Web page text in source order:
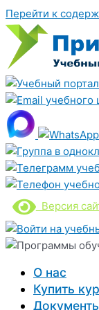
Перейти к
Версия
О нас
Купить